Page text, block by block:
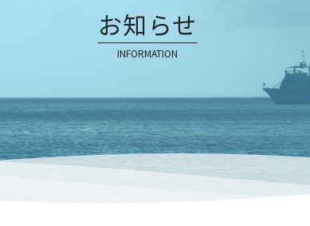
お知らせ
INFORMATION